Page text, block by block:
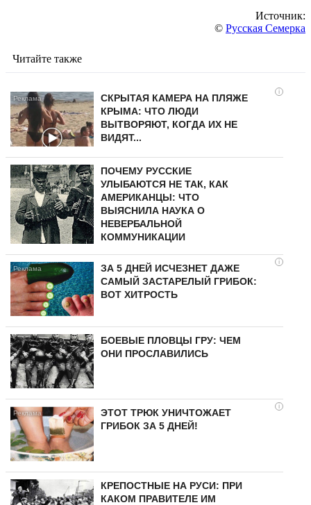
Источник:
© Русская Семерка
Читайте также
i
СКРЫТАЯ КАМЕРА НА ПЛЯЖЕ
КРЫМА: ЧТО ЛЮДИ
ВЫТВОРЯЮТ, КОГДА ИХ НЕ
ВИДЯТ...
ПОЧЕМУ РУССКИЕ
УЛЫБАЮТСЯ НЕ ТАК, КАК
АМЕРИКАНЦЫ: ЧТО
ВЫЯСНИЛА НАУКА О
НЕВЕРБАЛЬНОЙ
КОММУНИКАЦИИ
i
ЗА 5 ДНЕЙ ИСЧЕЗНЕТ ДАЖЕ
САМЫЙ ЗАСТАРЕЛЫЙ ГРИБОК:
ВОТ ХИТРОСТЬ
БОЕВЫЕ ПЛОВЦЫ ГРУ: ЧЕМ
ОНИ ПРОСЛАВИЛИСЬ
i
ЭТОТ ТРЮК УНИЧТОЖАЕТ
ГРИБОК ЗА 5 ДНЕЙ!
КРЕПОСТНЫЕ НА РУСИ: ПРИ
КАКОМ ПРАВИТЕЛЕ ИМ